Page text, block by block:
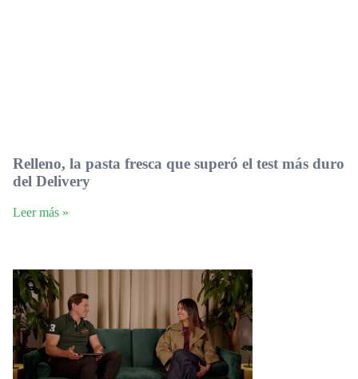
Relleno, la pasta fresca que superó el test más duro
del Delivery
Leer más »